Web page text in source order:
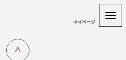
マイページ